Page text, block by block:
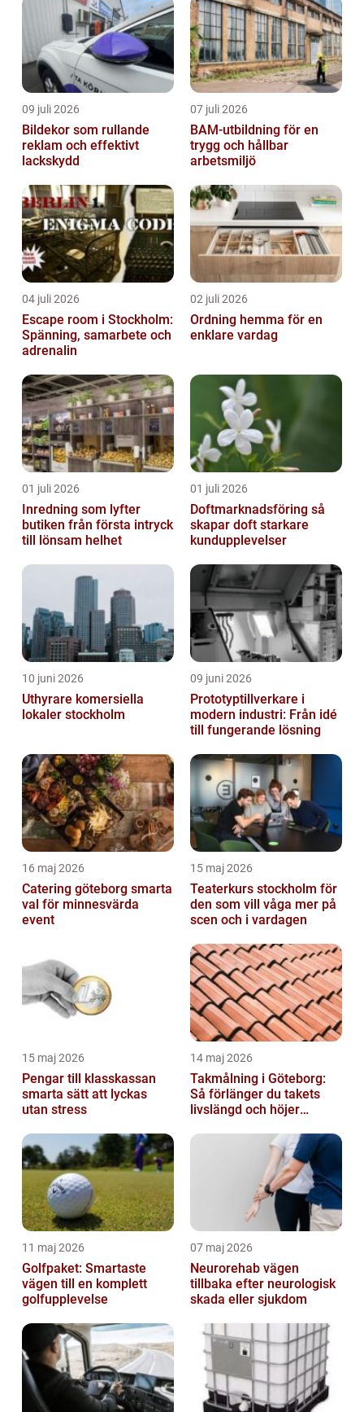
09 juli 2026
Bildekor som rullande
reklam och effektivt
lackskydd
07 juli 2026
BAM-utbildning för en
trygg och hållbar
arbetsmiljö
04 juli 2026
Escape room i Stockholm:
Spänning, samarbete och
adrenalin
02 juli 2026
Ordning hemma för en
enklare vardag
01 juli 2026
Inredning som lyfter
butiken från första intryck
till lönsam helhet
01 juli 2026
Doftmarknadsföring så
skapar doft starkare
kundupplevelser
10 juni 2026
Uthyrare komersiella
lokaler stockholm
09 juni 2026
Prototyptillverkare i
modern industri: Från idé
till fungerande lösning
16 maj 2026
Catering göteborg smarta
val för minnesvärda
event
15 maj 2026
Teaterkurs stockholm för
den som vill våga mer på
scen och i vardagen
15 maj 2026
Pengar till klasskassan
smarta sätt att lyckas
utan stress
14 maj 2026
Takmålning i Göteborg:
Så förlänger du takets
livslängd och höjer
11 maj 2026
Golfpaket: Smartaste
vägen till en komplett
golfupplevelse
07 maj 2026
Neurorehab vägen
tillbaka efter neurologisk
skada eller sjukdom